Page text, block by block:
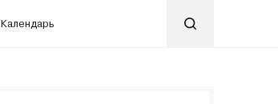
Календарь